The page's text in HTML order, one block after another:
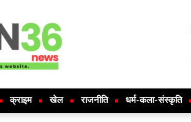
क्राइम खेल राजनीति धर्म-कला-संस्कृति